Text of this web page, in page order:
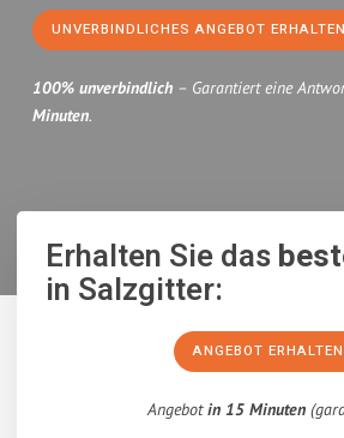
UNVERBINDLICHES ANGEBOT ERHALTEN
100% unverbindlich – Garantiert eine
Minuten.
Erhalten Sie das
in Salzgitter:
ANGEBOT ERHALTEN
Angebotin 15 Minuten